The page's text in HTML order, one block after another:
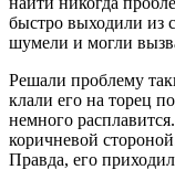
быстро выходили из
шумели и могли
Решали проблему
клали его на торец
немного
коричневой
Правда, его